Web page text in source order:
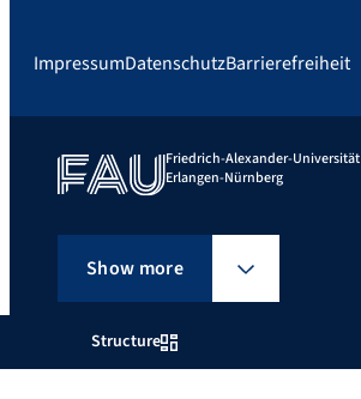
Structure
ImpressumDatenschutzBarrierefreiheit
Friedrich-Alexander-Universität
Erlangen-Nürnberg
Show more